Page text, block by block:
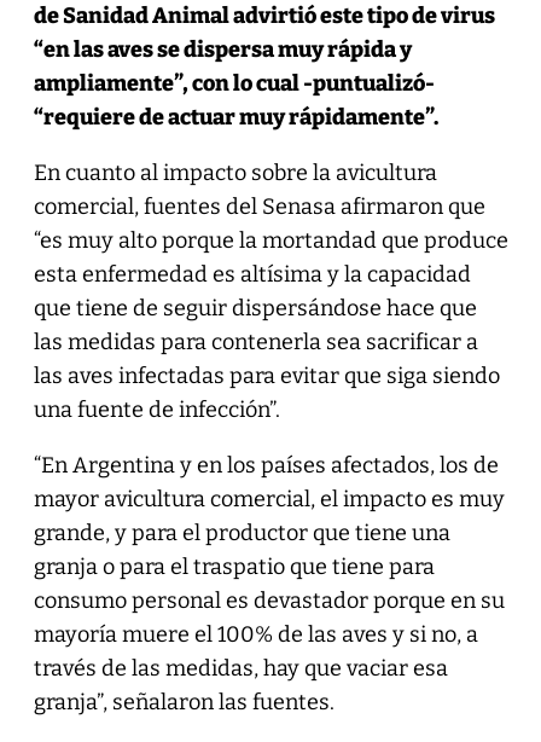
de Sanidad Animal advirtió este tipo de virus
“en las aves se dispersa muy rápida y
ampliamente”, con lo cual -puntualizó-
“requiere de actuar muy rápidamente”.
En cuanto al impacto sobre la avicultura
comercial, fuentes del Senasa afirmaron que
“es muy alto porque la mortandad que produce
esta enfermedad es altísima y la capacidad
que tiene de seguir dispersándose hace que
las medidas para contenerla sea sacrificar a
las aves infectadas para evitar que siga siendo
una fuente de infección”.
“En Argentina y en los países afectados, los de
mayor avicultura comercial, el impacto es muy
grande, y para el productor que tiene una
granja o para el traspatio que tiene para
consumo personal es devastador porque en su
mayoría muere el 100% de las aves y si no, a
través de las medidas, hay que vaciar esa
granja”, señalaron las fuentes.